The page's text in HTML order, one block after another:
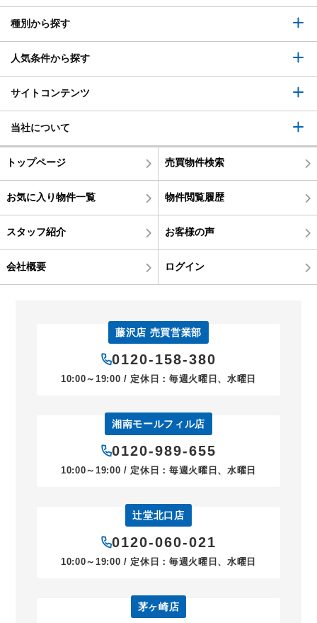
種別から探す
人気条件から探す
サイトコンテンツ
当社について
トップページ 売買物件検索
お気に入り物件一覧 物件閲覧履歴
スタッフ紹介 お客様の声
会社概要 ログイン
藤沢店 売買営業部
0120-158-380
10:00～19:00 / 定休日：毎週火曜日、水曜日
湘南モールフィル店
0120-989-655
10:00～19:00 / 定休日：毎週火曜日、水曜日
辻堂北口店
0120-060-021
10:00～19:00 / 定休日：毎週火曜日、水曜日
茅ヶ崎店